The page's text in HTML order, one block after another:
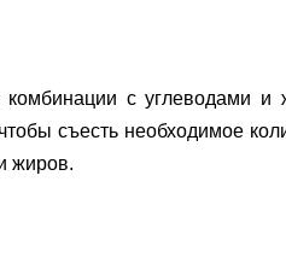
с углеводами и
съесть необходимое
жиров.